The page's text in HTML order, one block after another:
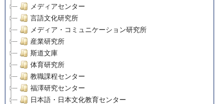
メディアセンター
言語文化研究所
メディア・コミュニケーション研究所
産業研究所
斯道文庫
体育研究所
教職課程センター
福澤研究センター
日本語・日本文化教育センター